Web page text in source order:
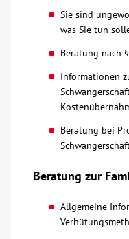
Sie sind
was Sie tun
Beratung nach
Informationen
Beratung bei
Beratung zur
Allgemeine